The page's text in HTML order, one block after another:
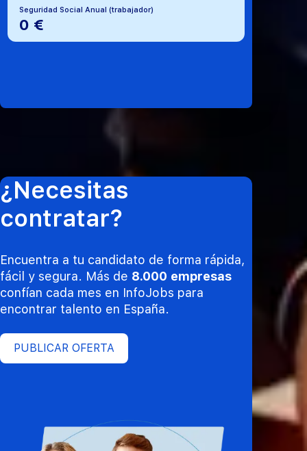
Seguridad Social Anual (trabajador)
0 €
¿Necesitas
contratar?
Encuentra a tu candidato de forma rápida,
fácil y segura. Más de 8.000 empresas
confían cada mes en InfoJobs para
encontrar talento en España.
PUBLICAR OFERTA